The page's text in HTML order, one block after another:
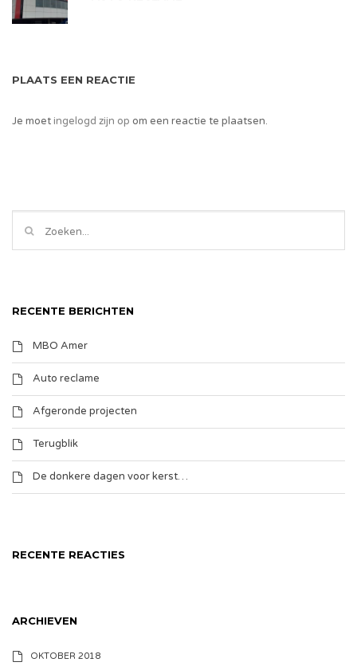
PLAATS EEN REACTIE
Je moetingelogd zijn op om een reactie te plaatsen.
RECENTE BERICHTEN
MBO Amer
Auto reclame
Afgeronde projecten
Terugblik
De donkere dagen voor kerst…
RECENTE REACTIES
ARCHIEVEN
OKTOBER 2018